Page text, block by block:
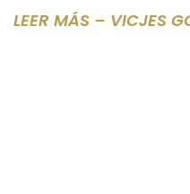
LEER MÁS – VICJES